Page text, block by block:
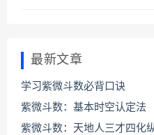
最新文章
学习紫微斗数必背口诀
紫微斗数：基本时空认定法
紫微斗数：天地人三才四化